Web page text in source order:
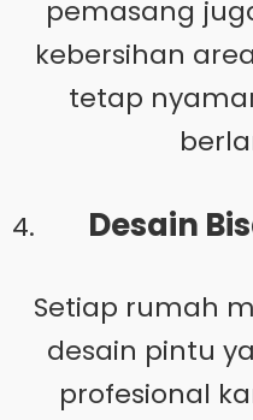
pemasang
kebersihan
tetap
Desain
Setiap rumah
desain pintu
profesional